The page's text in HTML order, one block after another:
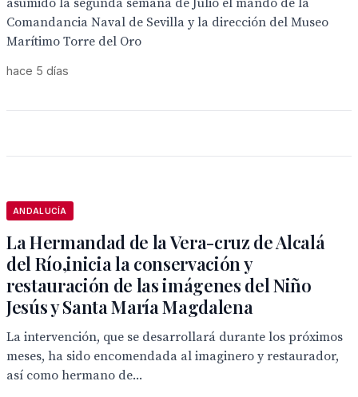
asumido la segunda semana de Julio el mando de la
Comandancia Naval de Sevilla y la dirección del Museo
Marítimo Torre del Oro
hace 5 días
ANDALUCÍA
La Hermandad de la Vera-cruz de Alcalá
del Río,inicia la conservación y
restauración de las imágenes del Niño
Jesús y Santa María Magdalena
La intervención, que se desarrollará durante los próximos
meses, ha sido encomendada al imaginero y restaurador,
así como hermano de...